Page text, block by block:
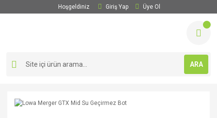
Hoşgeldiniz Giriş Yap Üye Ol
ARA